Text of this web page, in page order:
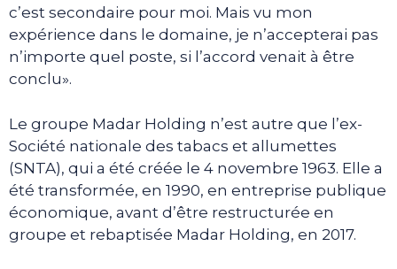
c’est secondaire pour moi. Mais vu mon
expérience dans le domaine, je n’accepterai pas
n’importe quel poste, si l’accord venait à être
conclu».
Le groupe Madar Holding n’est autre que l’ex-
Société nationale des tabacs et allumettes
(SNTA), qui a été créée le 4 novembre 1963. Elle a
été transformée, en 1990, en entreprise publique
économique, avant d’être restructurée en
groupe et rebaptisée Madar Holding, en 2017.